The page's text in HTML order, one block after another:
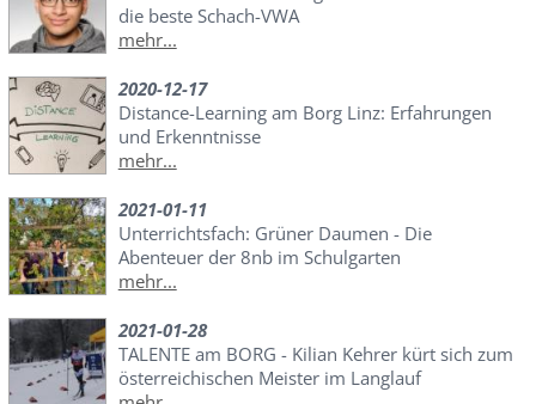
die beste Schach-VWA
mehr...
2020-12-17
Distance-Learning am Borg Linz: Erfahrungen
und Erkenntnisse
mehr...
2021-01-11
Unterrichtsfach: Grüner Daumen - Die
Abenteuer der 8nb im Schulgarten
mehr...
2021-01-28
TALENTE am BORG - Kilian Kehrer kürt sich zum
österreichischen Meister im Langlauf